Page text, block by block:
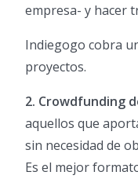
empresa- y hacer
Indiegogo cobra
proyectos.
2. Crowdfunding
aquellos que
sin necesidad de
Es el mejor